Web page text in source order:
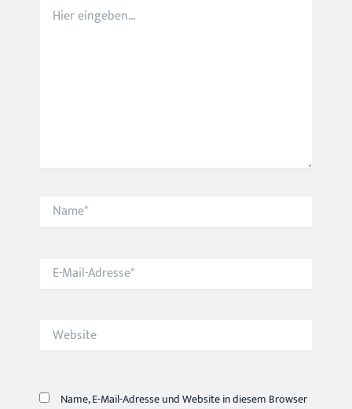
eingeben…
Name*
Mail-
Website
Name, E-Mail-Adresse und Website in diesem Browser